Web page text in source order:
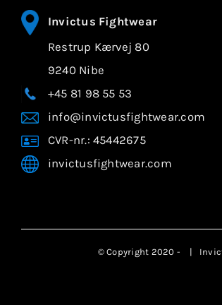
Invictus Fightwear
Restrup Kærvej 80
9240 Nibe
+45 81 98 55 53
info@invictusfightwear.com
CVR-nr.: 45442675
invictusfightwear.com
© Copyright 2020 - |